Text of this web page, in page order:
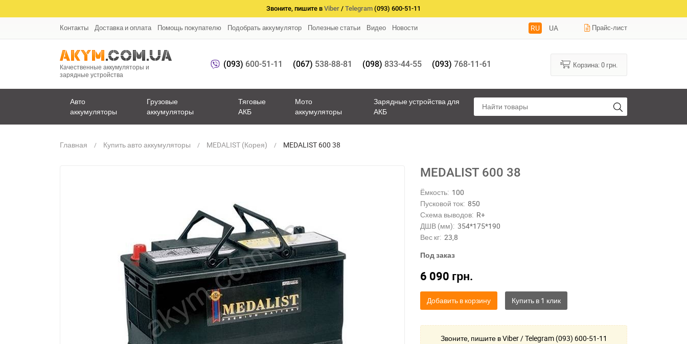
Звоните, пишите в Viber / Telegram (093) 600-51-11
Контакты Доставка и оплата Помощь покупателю Подобрать аккумулятор Полезные статьи Видео Новости RU UA Прайс-лист
Качественные аккумуляторы и
зарядные устройства
(093) 600-51-11 (067) 538-88-81 (098) 833-44-55 (093) 768-11-61 Корзина:0 грн.
Авто
аккумуляторы
Грузовые
аккумуляторы
Тяговые
АКБ
Мото
аккумуляторы
Зарядные устройства для
АКБ
Главная Купить авто аккумуляторы MEDALIST (Корея) MEDALIST 600 38
MEDALIST 600 38
Ёмкость: 100
Пусковой ток: 850
Схема выводов: R+
ДШВ (мм): 354*175*190
Вес кг: 23,8
Под заказ
6 090 грн.
Добавить в корзину
Звоните, пишите в Viber / Telegram (093) 600-51-11